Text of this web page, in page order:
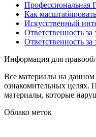
Профессиональная
Как
Искусственный
Ответственность
Ответственность
Информация для
Все материалы на
ознакомительных целях.
материалы, которые
Облако меток